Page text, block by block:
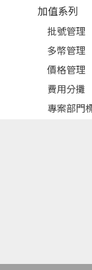
加值系列
批號管理
多幣管理
價格管理
費用分攤
專案部門
物流好幫